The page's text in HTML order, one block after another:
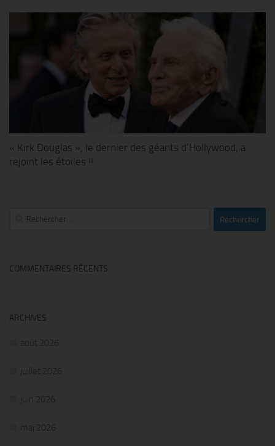
« Kirk Douglas », le dernier des géants d’Hollywood, a
rejoint les étoiles !!
Rechercher :
COMMENTAIRES RÉCENTS
ARCHIVES
août 2026
juillet 2026
juin 2026
mai 2026